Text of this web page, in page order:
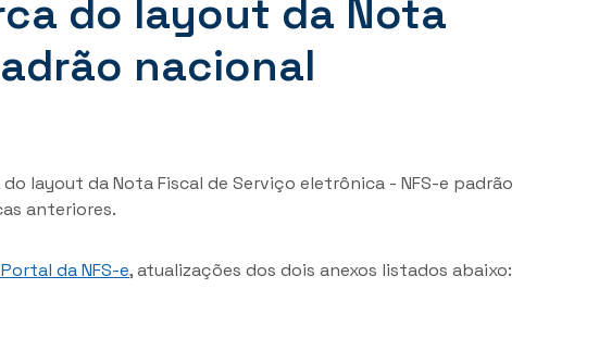
do layout da Nota
nacional
layout da Nota Fiscal de Serviço eletrônica - NFS-e padrão
anteriores.
da NFS-e, atualizações dos dois anexos listados abaixo: